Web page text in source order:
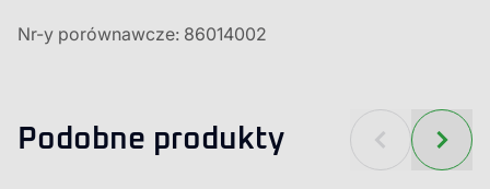
Nr-y porównawcze: 86014002
Podobne produkty